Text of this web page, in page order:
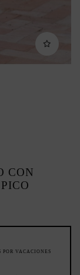
CON
POR VACACIONES